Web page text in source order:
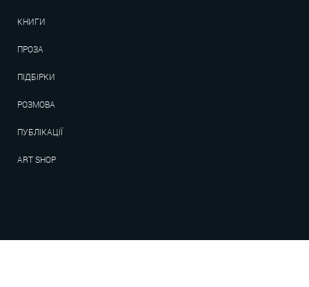
КНИГИ
ПРОЗА
ПІДБІРКИ
РОЗМОВА
ПУБЛІКАЦІЇ
ART SHOP